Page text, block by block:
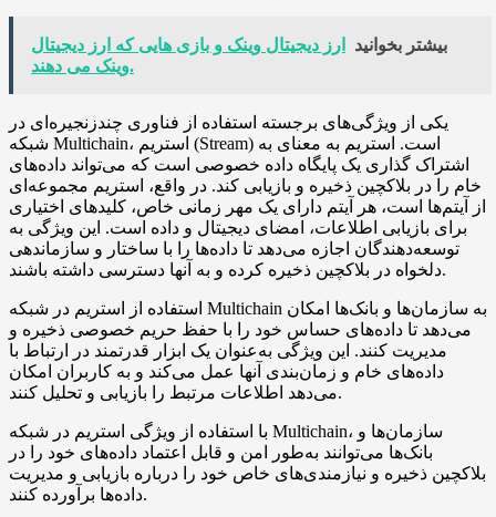
بیشتر بخوانید
ارز دیجیتال وینک و بازی هایی که ارز دیجیتال
وینک می دهند.
یکی از ویژگی‌های برجسته استفاده از فناوری چندزنجیره‌ای در
شبکه Multichain، استریم (Stream) است. استریم به معنای به
اشتراک گذاری یک پایگاه داده خصوصی است که می‌تواند داده‌های
خام را در بلاکچین ذخیره و بازیابی کند. در واقع، استریم مجموعه‌ای
از آیتم‌ها است، هر آیتم دارای یک مهر زمانی خاص، کلیدهای اختیاری
برای بازیابی اطلاعات، امضای دیجیتال و داده است. این ویژگی به
توسعه‌دهندگان اجازه می‌دهد تا داده‌ها را با ساختار و سازماندهی
دلخواه در بلاکچین ذخیره کرده و به آنها دسترسی داشته باشند.
استفاده از استریم در شبکه Multichain به سازمان‌ها و بانک‌ها امکان
می‌دهد تا داده‌های حساس خود را با حفظ حریم خصوصی ذخیره و
مدیریت کنند. این ویژگی به‌عنوان یک ابزار قدرتمند در ارتباط با
داده‌های خام و زمان‌بندی آنها عمل می‌کند و به کاربران امکان
می‌دهد اطلاعات مرتبط را بازیابی و تحلیل کنند.
با استفاده از ویژگی استریم در شبکه Multichain، سازمان‌ها و
بانک‌ها می‌توانند به‌طور امن و قابل اعتماد داده‌های خود را در
بلاکچین ذخیره و نیازمندی‌های خاص خود را درباره بازیابی و مدیریت
داده‌ها برآورده کنند.